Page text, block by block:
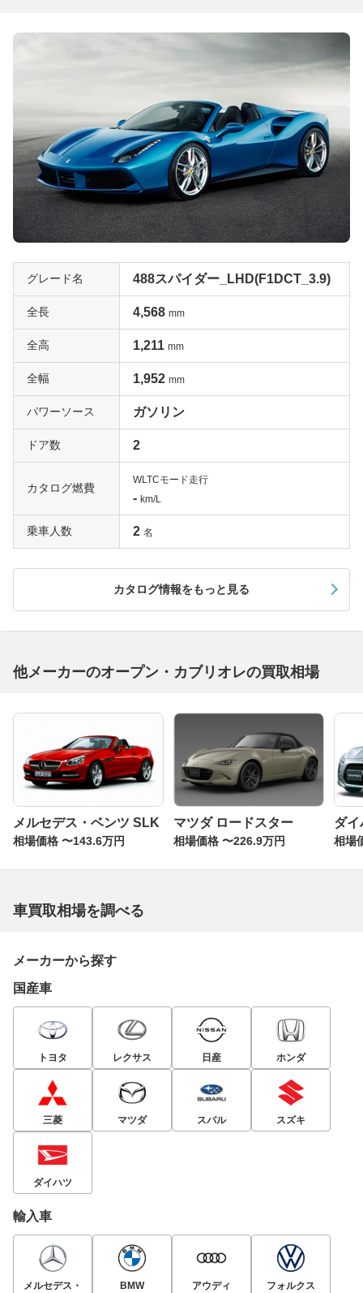
グレード名 488スパイダー_LHD(F1DCT_3.9)
全長 4,568 mm
全高 1,211 mm
全幅 1,952 mm
パワーソース ガソリン
ドア数 2
カタログ燃費
WLTCモード走行
- km/L
乗車人数 2 名
カタログ情報をもっと見る
他メーカーのオープン・カブリオレの買取相場
メルセデス・ベンツ SLK
相場価格 〜143.6万円
マツダ ロードスター
相場価格 〜226.9万円
ダイ
相場
車買取相場を調べる
メーカーから探す
国産車
トヨタ レクサス 日産 ホンダ
三菱 マツダ スバル スズキ
ダイハツ
輸入車
メルセデス・
BMW アウディ
フォルクス